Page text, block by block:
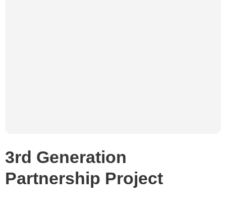
3rd Generation
Partnership Project